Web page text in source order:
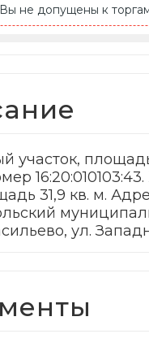
Вы не допущены к
участок,
31,9 кв. м.
ул.